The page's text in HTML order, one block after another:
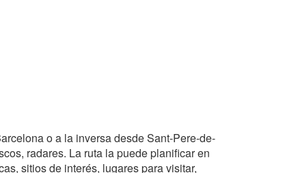
o a la inversa desde Sant-Pere-de-
radares. La ruta la puede planificar en
sitios de interés, lugares para visitar,